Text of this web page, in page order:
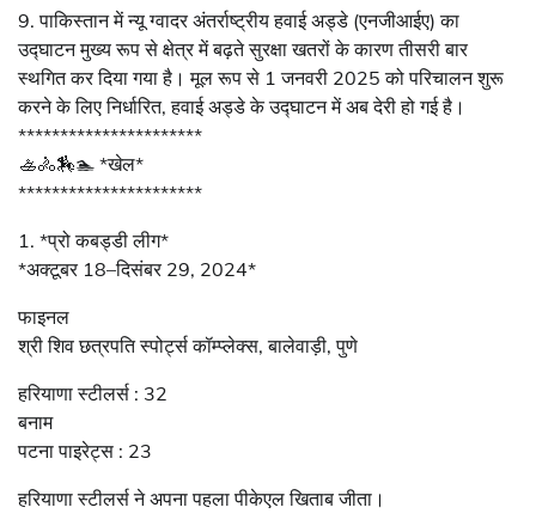
9. पाकिस्तान में न्यू ग्वादर अंतर्राष्ट्रीय हवाई अड्डे (एनजीआईए) का
उद्घाटन मुख्य रूप से क्षेत्र में बढ़ते सुरक्षा खतरों के कारण तीसरी बार
स्थगित कर दिया गया है। मूल रूप से 1 जनवरी 2025 को परिचालन शुरू
करने के लिए निर्धारित, हवाई अड्डे के उद्घाटन में अब देरी हो गई है।
**********************
🚣🚴🏇🏊 *खेल*
**********************
1. *प्रो कबड्डी लीग*
*अक्टूबर 18–दिसंबर 29, 2024*
फाइनल
श्री शिव छत्रपति स्पोर्ट्स कॉम्प्लेक्स, बालेवाड़ी, पुणे
हरियाणा स्टीलर्स : 32
बनाम
पटना पाइरेट्स : 23
हरियाणा स्टीलर्स ने अपना पहला पीकेएल खिताब जीता।